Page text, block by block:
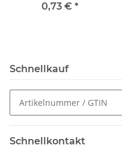
0,73 € *
Schnellkauf
Schnellkontakt